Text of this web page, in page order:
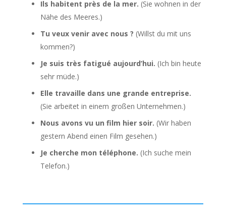
Ils habitent près de la mer. (Sie wohnen in der
Nähe des Meeres.)
Tu veux venir avec nous ? (Willst du mit uns
kommen?)
Je suis très fatigué aujourd’hui. (Ich bin heute
sehr müde.)
Elle travaille dans une grande entreprise.
(Sie arbeitet in einem großen Unternehmen.)
Nous avons vu un film hier soir. (Wir haben
gestern Abend einen Film gesehen.)
Je cherche mon téléphone. (Ich suche mein
Telefon.)